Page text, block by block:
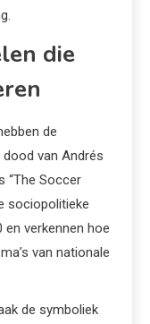
die
de
van Andrés
“The Soccer
sociopolitieke
en verkennen hoe
van nationale
de symboliek